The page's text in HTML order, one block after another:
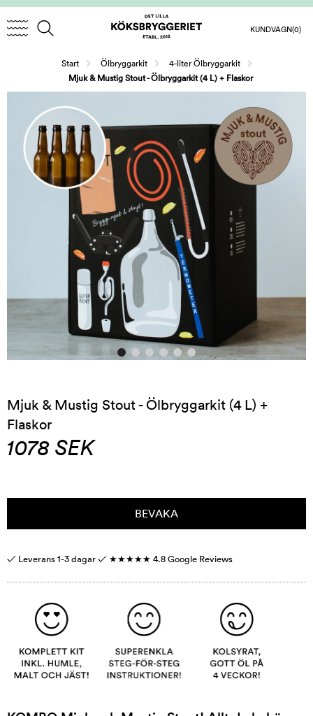
KUNDVAGN(0)
Start Ölbryggarkit
4-liter Ölbryggarkit
Mjuk & Mustig Stout - Ölbryggarkit (4 L) + Flaskor
Mjuk & Mustig Stout - Ölbryggarkit (4 L) +
Flaskor
1078 SEK
BEVAKA
✓ Leverans 1-3 dagar ✓ ★★★★★ 4.8 Google Reviews